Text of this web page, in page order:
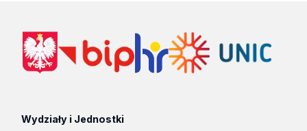
Wydziały i Jednostki